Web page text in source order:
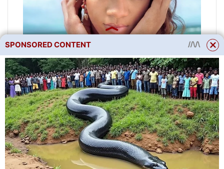
SPONSORED CONTENT